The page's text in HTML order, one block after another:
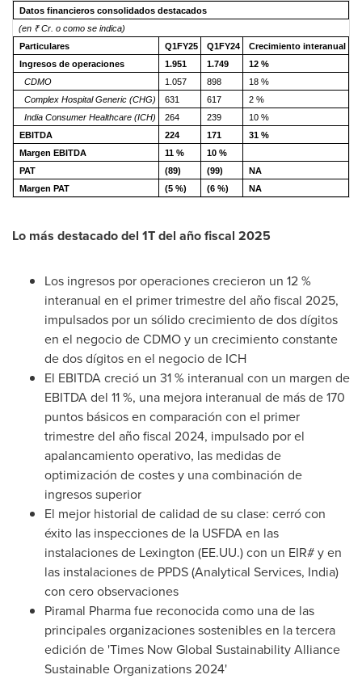
Datos financieros consolidados destacados
(en ₹ Cr. o como se indica)
Particulares
Q1FY25 Q1FY24
Crecimiento interanual
Ingresos de operaciones
1.951 1.749
12 %
CDMO
1.057 898
18 %
Complex Hospital Generic (CHG)
631 617
2 %
India Consumer Healthcare (ICH)
264 239
10 %
EBITDA
224 171
31 %
Margen EBITDA
11 %
10 %
PAT
(89) (99)
NA
Margen PAT
(5 %) (6 %) NA
Lo más destacado del 1T del año fiscal 2025
Los ingresos por operaciones crecieron un 12 %
interanual en el primer trimestre del año fiscal 2025,
impulsados por un sólido crecimiento de dos dígitos
en el negocio de CDMO y un crecimiento constante
de dos dígitos en el negocio de ICH
El EBITDA creció un 31 % interanual con un margen de
EBITDA del 11 %, una mejora interanual de más de 170
puntos básicos en comparación con el primer
trimestre del año fiscal 2024, impulsado por el
apalancamiento operativo, las medidas de
optimización de costes y una combinación de
ingresos superior
El mejor historial de calidad de su clase: cerró con
éxito las inspecciones de la USFDA en las
instalaciones de Lexington (EE.UU.) con un EIR# y en
las instalaciones de PPDS (Analytical Services, India)
con cero observaciones
Piramal Pharma fue reconocida como una de las
principales organizaciones sostenibles en la tercera
edición de 'Times Now Global Sustainability Alliance
Sustainable Organizations 2024'